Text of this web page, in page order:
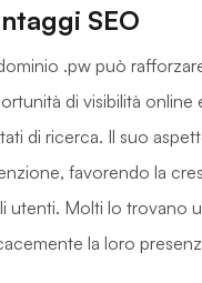
SEO
.pw può
di visibilità online
di ricerca. Il suo
favorendo la
utenti. Molti lo trovano
la loro